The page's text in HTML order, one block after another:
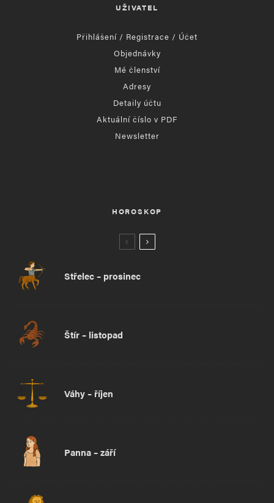
UŽIVATEL
Přihlášení / Registrace / Účet
Objednávky
Mé členství
Adresy
Detaily účtu
Aktuální číslo v PDF
Newsletter
HOROSKOP
Střelec – prosinec
Štír – listopad
Váhy – říjen
Panna – září